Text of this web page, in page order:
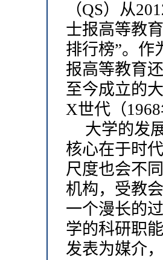
（QS）从
士报高等教
排行榜”。作
报高等教育
至今成立的
X世代（
大学的发
核心在于时
尺度也会不
机构，受教
一个漫长的
学的科研职
发表为媒介